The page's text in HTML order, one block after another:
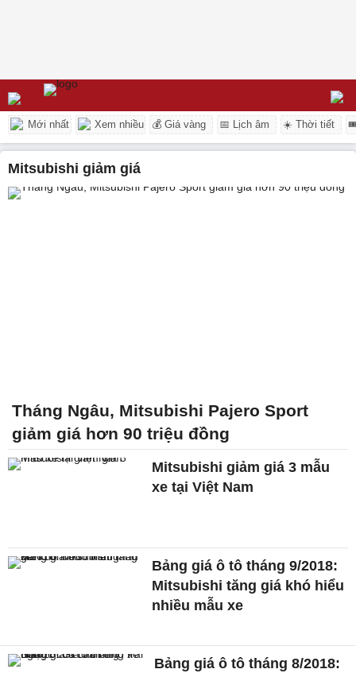
Mới nhất Xem nhiều 💰 Giá vàng 📅 Lịch âm ☀️ Thời tiết
Mitsubishi giảm giá
Tháng Ngâu, Mitsubishi Pajero Sport
giảm giá hơn 90 triệu đồng
Mitsubishi giảm giá 3 mẫu
xe tại Việt Nam
Bảng giá ô tô tháng 9/2018:
Mitsubishi tăng giá khó hiểu
nhiều mẫu xe
Bảng giá ô tô tháng 8/2018: